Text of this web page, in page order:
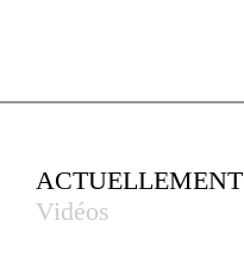
ACTUELLEMENT
Vidéos